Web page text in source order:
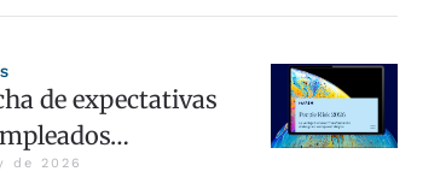
de expectativas
de 2026